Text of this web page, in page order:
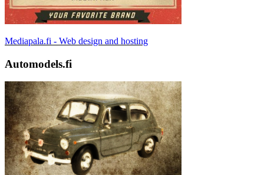
Mediapala.fi - Web design and hosting
Automodels.fi